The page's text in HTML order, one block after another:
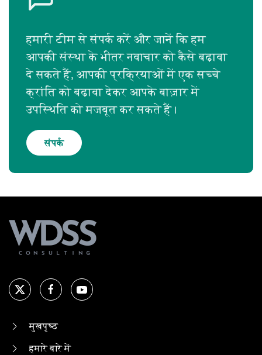
हमारी टीम से संपर्क करें और जानें कि हम
आपकी संस्था के भीतर नवाचार को कैसे बढ़ावा
दे सकते हैं, आपकी प्रक्रियाओं में एक सच्चे
क्रांति को बढ़ावा देकर आपके बाज़ार में
उपस्थिति को मजबूत कर सकते हैं।
संपर्क
मुखपृष्ठ
हमारे बारे में